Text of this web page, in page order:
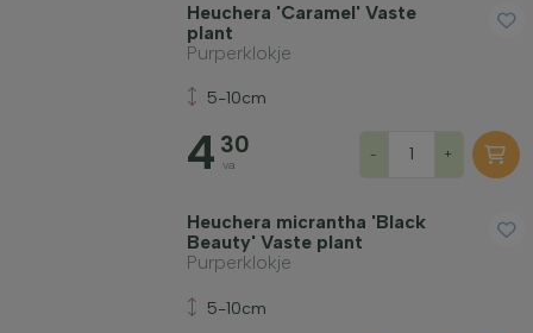
Heuchera 'Caramel' Vaste
plant
Purperklokje
5-10cm
4 30
va
- +
Heuchera micrantha 'Black
Beauty' Vaste plant
Purperklokje
5-10cm